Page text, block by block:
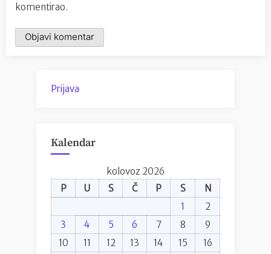
komentirao.
Prijava
Kalendar
kolovoz 2026
P
U S Č P S
N
1
2
3
4 5 6 7 8
9
10
11 12 13 14 15
16